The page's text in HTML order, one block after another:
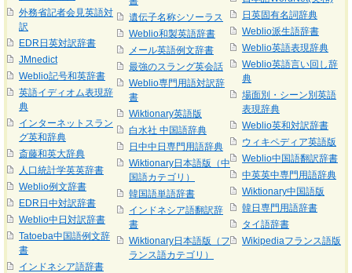
外務省記者会見英語対
訳
EDR日英対訳辞書
JMnedict
Weblio記号和英辞書
英語イディオム表現辞
典
インターネットスラン
グ英和辞典
斎藤和英大辞典
人口統計学英英辞書
Weblio例文辞書
EDR日中対訳辞書
Weblio中日対訳辞書
Tatoeba中国語例文辞
書
インドネシア語辞書
遺伝子名称シソーラス
Weblio和製英語辞書
メール英語例文辞書
最強のスラング英会話
Weblio専門用語対訳辞
書
Wiktionary英語版
白水社 中国語辞典
日中中日専門用語辞典
Wiktionary日本語版（中
国語カテゴリ）
韓国語単語辞書
インドネシア語翻訳辞
書
Wiktionary日本語版（フ
ランス語カテゴリ）
日英固有名詞辞典
Weblio派生語辞書
Weblio英語表現辞典
Weblio英語言い回し辞
典
場面別・シーン別英語
表現辞典
Weblio英和対訳辞書
ウィキペディア英語版
Weblio中国語翻訳辞書
中英英中専門用語辞典
Wiktionary中国語版
韓日専門用語辞書
タイ語辞書
Wikipediaフランス語版